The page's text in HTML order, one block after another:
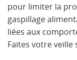
pour limiter la
gaspillage
liées aux
Faites votre